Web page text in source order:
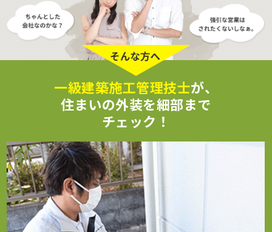
一級建築施工管理技士が、
住まいの外装を細部まで
チェック！